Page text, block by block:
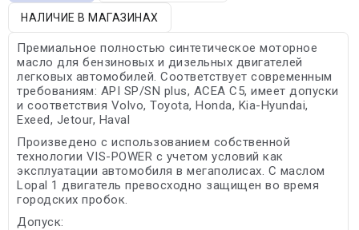
НАЛИЧИЕ В МАГАЗИНАХ
Премиальное полностью синтетическое моторное
масло для бензиновых и дизельных двигателей
легковых автомобилей. Соответствует современным
требованиям: API SP/SN plus, ACEA C5, имеет допуски
и соответствия Volvo, Toyota, Honda, Kia-Hyundai,
Exeed, Jetour, Haval
Произведено с использованием собственной
технологии VIS-POWER с учетом условий как
эксплуатации автомобиля в мегаполисах. С маслом
Lopal 1 двигатель превосходно защищен во время
городских пробок.
Допуск: